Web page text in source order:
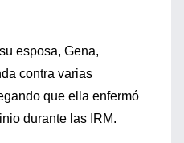
esposa, Gena,
contra varias
que ella enfermó
durante las IRM.